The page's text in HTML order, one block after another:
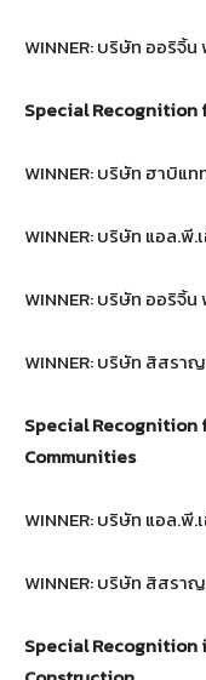
WINNER: บริษัท ออริจิ้
Special
WINNER: บริษัท ฮาบิแท
WINNER: บริษัท แอล.พี
WINNER: บริษัท ออริจิ้
WINNER: บริษัท สิสรา
Special Recognition
WINNER: บริษัท แอล.พี
WINNER: บริษัท สิสรา
Special Recognition